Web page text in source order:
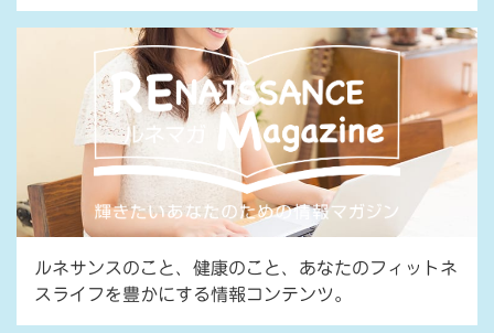
ルネサンスのこと、健康のこと、あなたのフィットネ
スライフを豊かにする情報コンテンツ。